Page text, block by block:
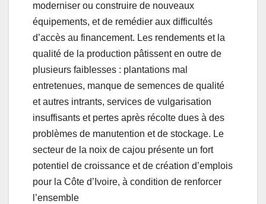
moderniser ou construire de nouveaux
équipements, et de remédier aux difficultés
d’accès au financement. Les rendements et la
qualité de la production pâtissent en outre de
plusieurs faiblesses : plantations mal
entretenues, manque de semences de qualité
et autres intrants, services de vulgarisation
insuffisants et pertes après récolte dues à des
problèmes de manutention et de stockage. Le
secteur de la noix de cajou présente un fort
potentiel de croissance et de création d’emplois
pour la Côte d’Ivoire, à condition de renforcer
l’ensemble